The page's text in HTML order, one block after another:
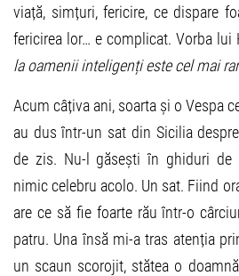
viață, simțuri, fericire, ce dispare
fericirea lor… e complicat. Vorba lui
la oamenii inteligenți este cel mai
Acum câțiva ani, soarta și o Vespa
au dus într-un sat din Sicilia
de zis. Nu-l găsești în ghiduri de
nimic celebru acolo. Un sat. Fiind
are ce să fie foarte rău într-o
patru. Una însă mi-a tras atenția
un scaun scorojit, stătea o